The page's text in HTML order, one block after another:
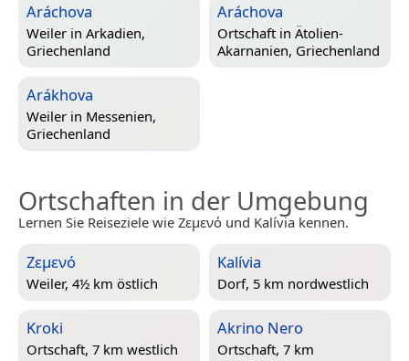
Aráchova
Weiler in Arkadien,
Griechenland
Aráchova
Ortschaft in Ätolien-
Akarnanien, Griechenland
Arákhova
Weiler in Messenien,
Griechenland
Ortschaften in der Umgebung
Lernen Sie Reiseziele wie Ζεμενό und Kalívia kennen.
Ζεμενό
Weiler, 4½ km östlich
Kalívia
Dorf, 5 km nordwestlich
Kroki
Ortschaft, 7 km westlich
Akrino Nero
Ortschaft, 7 km